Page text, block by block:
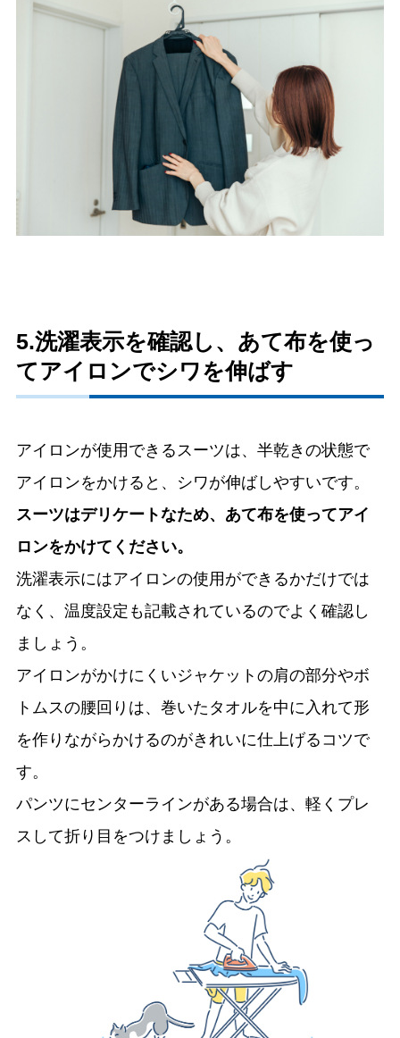
5.洗濯表示を確認し、あて布を使っ
てアイロンでシワを伸ばす
アイロンが使用できるスーツは、半乾きの状態で
アイロンをかけると、シワが伸ばしやすいです。
スーツはデリケートなため、あて布を使ってアイ
ロンをかけてください。
洗濯表示にはアイロンの使用ができるかだけでは
なく、温度設定も記載されているのでよく確認し
ましょう。
アイロンがかけにくいジャケットの肩の部分やボ
トムスの腰回りは、巻いたタオルを中に入れて形
を作りながらかけるのがきれいに仕上げるコツで
す。
パンツにセンターラインがある場合は、軽くプレ
スして折り目をつけましょう。